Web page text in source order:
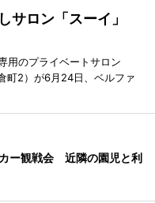
サロン「スーイ」
用のプライベートサロン
町2）が6月24日、ベルファ
ー観戦会 近隣の園児と利